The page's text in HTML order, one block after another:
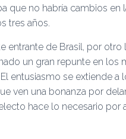
que no habría cambios en
tres años.
entrante de Brasil, por otro
un gran repunte en los
entusiasmo se extiende a
ven una bonanza por
hace lo necesario por